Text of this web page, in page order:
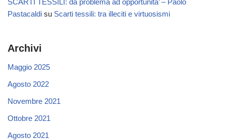
SCARTI TESSILI: da problema ad opportunita’ – Paolo
Pastacaldi su Scarti tessili: tra illeciti e virtuosismi
Archivi
Maggio 2025
Agosto 2022
Novembre 2021
Ottobre 2021
Agosto 2021